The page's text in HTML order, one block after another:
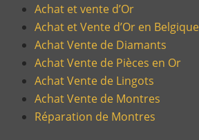
Achat et vente d’Or
Achat et Vente d’Or en Belgique
Achat Vente de Diamants
Achat Vente de Pièces en Or
Achat Vente de Lingots
Achat Vente de Montres
Réparation de Montres